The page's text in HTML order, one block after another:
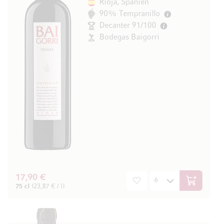
Rioja, Spanien
90% Tempranillo
Decanter 91/100
Bodegas Baigorri
17,90 €
75 cl (23,87 € / l) In den